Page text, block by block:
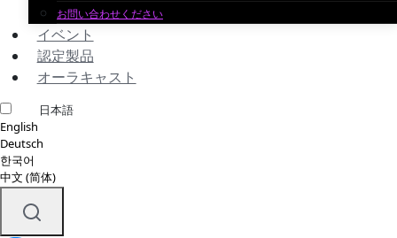
お問い合わせください
イベント
認定製品
オーラキャスト
日本語
English
Deutsch
한국어
中文 (简体)